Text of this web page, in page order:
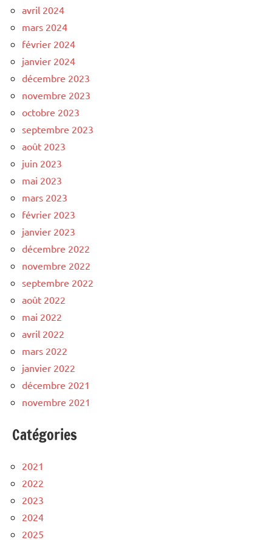
avril 2024
mars 2024
février 2024
janvier 2024
décembre 2023
novembre 2023
octobre 2023
septembre 2023
août 2023
juin 2023
mai 2023
mars 2023
février 2023
janvier 2023
décembre 2022
novembre 2022
septembre 2022
août 2022
mai 2022
avril 2022
mars 2022
janvier 2022
décembre 2021
novembre 2021
Catégories
2021
2022
2023
2024
2025